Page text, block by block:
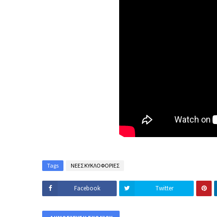
Tags ΝΕΕΣ ΚΥΚΛΟΦΟΡΙΕΣ
Facebook Twitter